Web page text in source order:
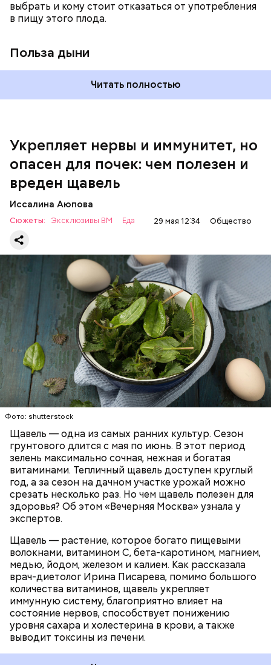
выбрать и кому стоит отказаться от употребления
в пищу этого плода.
Польза дыни
Читать полностью
Укрепляет нервы и иммунитет, но
опасен для почек: чем полезен и
вреден щавель
Иссалина Аюпова
Сюжеты: Эксклюзивы ВМ Еда 29 мая 12:34 Общество
Фото: shutterstock
Щавель — одна из самых ранних культур. Сезон
грунтового длится с мая по июнь. В этот период
зелень максимально сочная, нежная и богатая
витаминами. Тепличный щавель доступен круглый
год, а за сезон на дачном участке урожай можно
срезать несколько раз. Но чем щавель полезен для
здоровья? Об этом «Вечерняя Москва» узнала у
экспертов.
Щавель — растение, которое богато пищевыми
волокнами, витамином С, бета-каротином, магнием,
медью, йодом, железом и калием. Как рассказала
врач-диетолог Ирина Писарева, помимо большого
количества витаминов, щавель укрепляет
иммунную систему, благоприятно влияет на
состояние нервов, способствует понижению
уровня сахара и холестерина в крови, а также
выводит токсины из печени.
Опасность же щавеля состоит в том, что он
содержит большое количество щавелевой кислоты,
которая может способствовать образованию
— Если человек уже болеет мочекаменной
болезнью, щавель ему не рекомендуется. При
артрите, гастрите, холецистите, синдроме
раздраженного кишечника, язвах и панкреатите
продукт тоже лучше исключить из рациона, —
предупредила врач. — Он может привести к
повышению кислотности желудка и раздражать
слизистые оболочки.
По мнению специалиста, здоровому человеку
достаточно включать щавель в рацион несколько
виде или припущенном на сковороде.
ЗДОРОВЬЕ ВРАЧИ
РАСТЕНИЯ
ПРОДУКТЫ